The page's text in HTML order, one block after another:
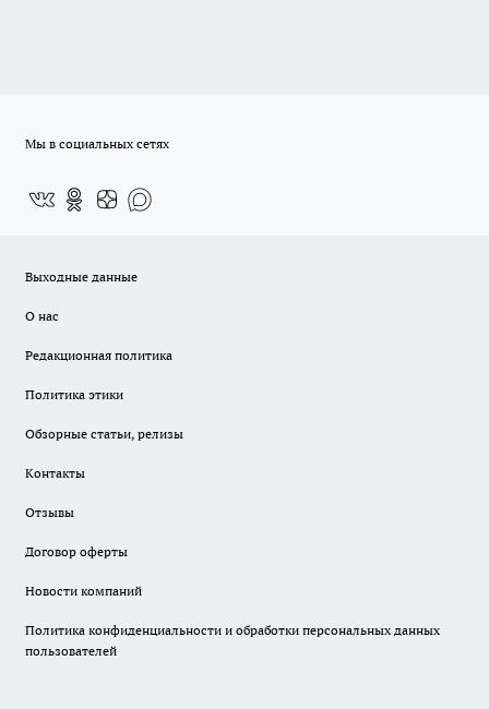
Мы в социальных сетях
Выходные данные
О нас
Редакционная политика
Политика этики
Обзорные статьи, релизы
Контакты
Отзывы
Договор оферты
Новости компаний
Политика конфиденциальности и обработки персональных данных
пользователей